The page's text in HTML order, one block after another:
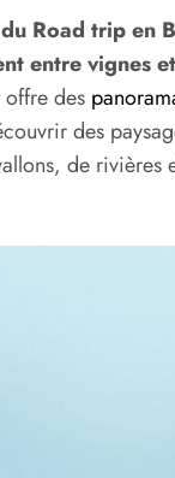
Road trip en
entre vignes
des
des
de